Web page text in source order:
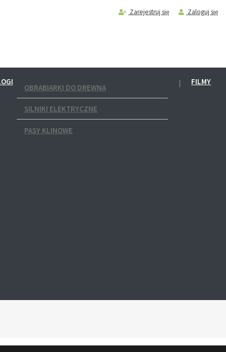
Zarejestruj się Zaloguj się
OBRABIARKI DO DREWNA
SILNIKI ELEKTRYCZNE
PASY KLINOWE
FILMY